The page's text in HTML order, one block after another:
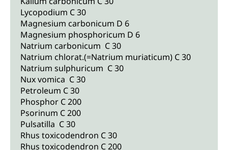
Lycopodium C 30
Magnesium carbonicum D 6
Magnesium phosphoricum D 6
Natrium carbonicum C 30
Natrium chlorat.(=Natrium muriaticum) C 30
Natrium sulphuricum C 30
Nux vomica C 30
Petroleum C 30
Phosphor C 200
Psorinum C 200
Pulsatilla C 30
Rhus toxicodendron C 30
Rhus toxicodendron C 200